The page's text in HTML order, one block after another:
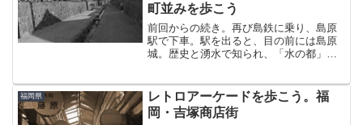
町並みを歩こう
前回からの続き。再び島鉄に乗り、島原
駅で下車。駅を出ると、目の前には島原
城。歴史と湧水で知られ、「水の都」の
商店街から見て行こう。森岳商店街島原
城が出来たのは江戸時代初...
福岡県
レトロアーケードを歩こう。福
岡・吉塚商店街